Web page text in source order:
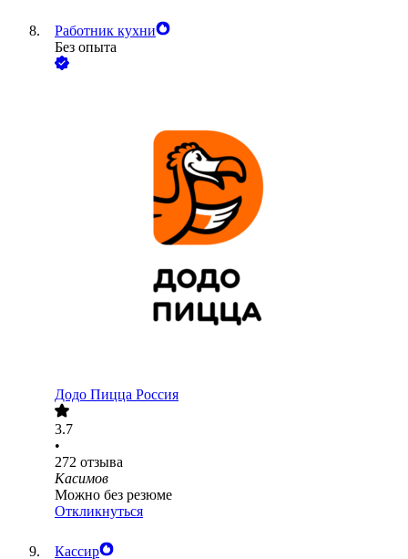
Работник кухни
Без опыта
Додо Пицца Россия
3.7
•
272 отзыва
Касимов
Можно без резюме
Откликнуться
Кассир